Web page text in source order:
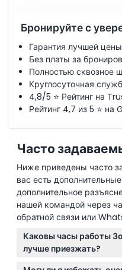
Бронируйте с
Гарантия лучшей цены
Без платы за
Полностью сквозное
Круглосуточная
4,8/5 ⭐ Рейтинг на
Рейтинг 4,7 из 5 ⭐ на
Часто
Ниже приведены часто
вас есть
дополнительное
нашей командой через
обратной связи или
Каковы часы работы
лучше приезжать?
Зоопарк Майами